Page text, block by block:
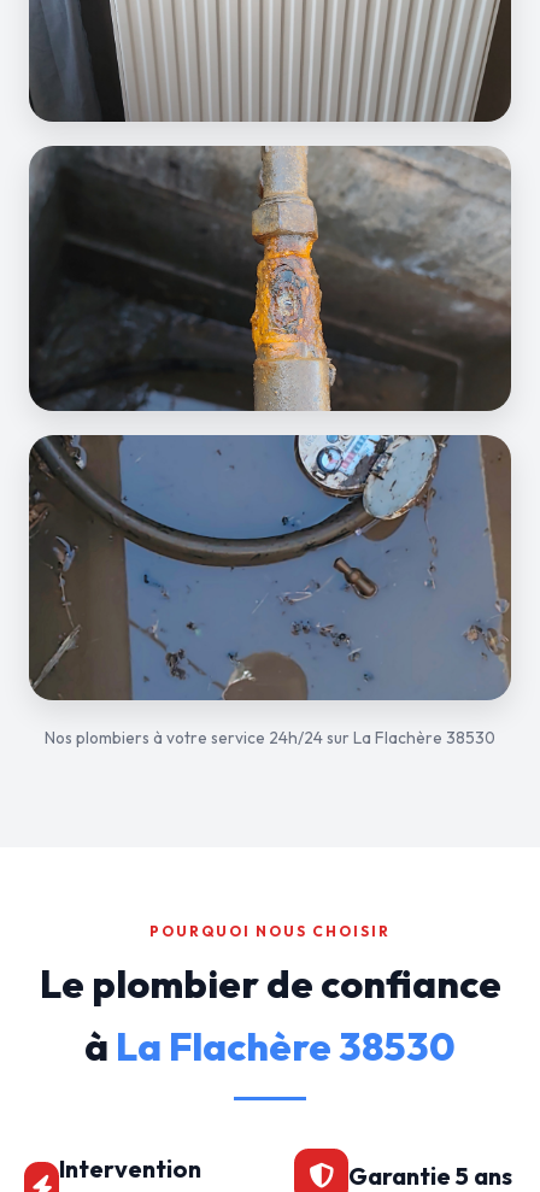
Nos plombiers à votre service 24h/24 sur La Flachère 38530
POURQUOI NOUS CHOISIR
Le plombier de confiance
à La Flachère 38530
Intervention
Garantie 5 ans